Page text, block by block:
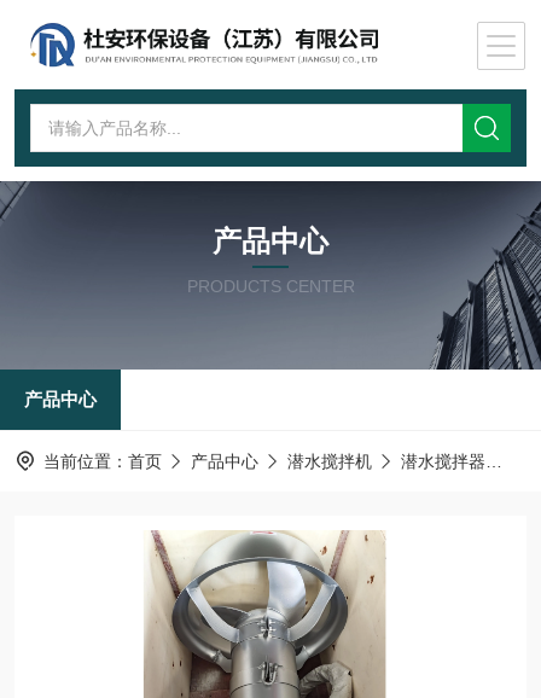
产品中心
PRODUCTS CENTER
产品中心
当前位置： 首页 产品中心 潜水搅拌机 潜水搅拌器